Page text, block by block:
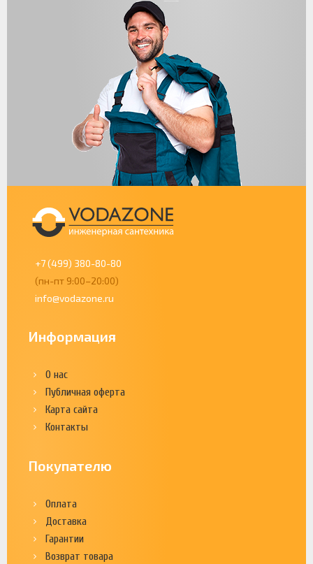
+7 (499) 380-80-80
(пн-пт 9:00–20:00)
info@vodazone.ru
Информация
О нас
Публичная оферта
Карта сайта
Контакты
Покупателю
Оплата
Доставка
Гарантии
Возврат товара